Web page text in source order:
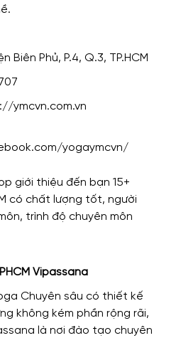
Biên Phủ, P.4, Q.3, TP.HCM
ymcvn.com.vn
yogaymcvn/
Vipassana
Chuyên sâu có thiết kế
không kém phần rộng rãi,
là nơi đào tạo chuyên